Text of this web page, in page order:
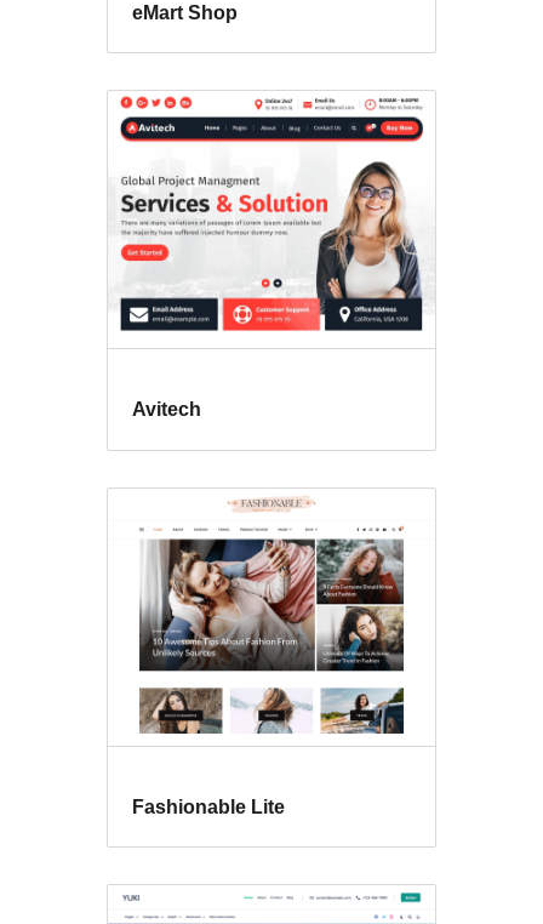
eMart Shop
Avitech
Fashionable Lite